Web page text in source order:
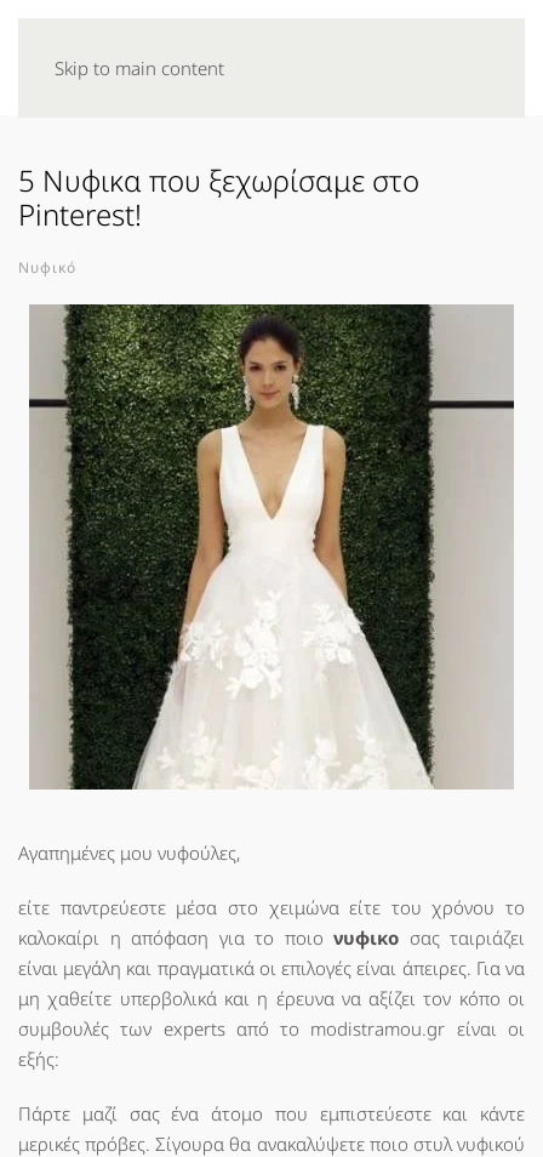
Skip to main content
5 Νυφικα που ξεχωρίσαμε στο
Pinterest!
Νυφικό
Aγαπημένες μου νυφούλες,
είτε παντρεύεστε μέσα στο χειμώνα είτε του χρόνου το
καλοκαίρι η απόφαση για το ποιο νυφικο σας ταιριάζει
είναι μεγάλη και πραγματικά οι επιλογές είναι άπειρες. Για να
μη χαθείτε υπερβολικά και η έρευνα να αξίζει τον κόπο οι
συμβουλές των experts από το modistramou.gr είναι οι
εξής:
Πάρτε μαζί σας ένα άτομο που εμπιστεύεστε και κάντε
μερικές πρόβες. Σίγουρα θα ανακαλύψετε ποιο στυλ νυφικού